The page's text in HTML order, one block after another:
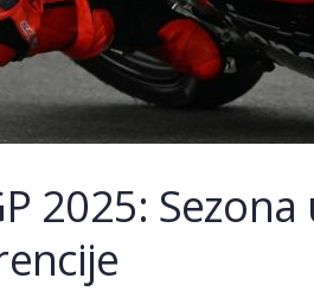
2025: